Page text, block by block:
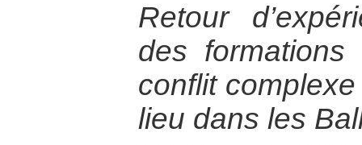
Retour
des
conflit
lieu dans les